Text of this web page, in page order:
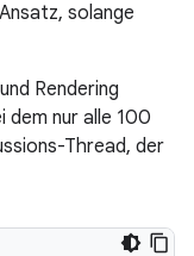
solange
Rendering
dem nur alle 100
Thread, der